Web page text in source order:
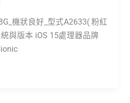
機狀良好_型式A2633( 粉紅
與版本 iOS 15處理器品牌